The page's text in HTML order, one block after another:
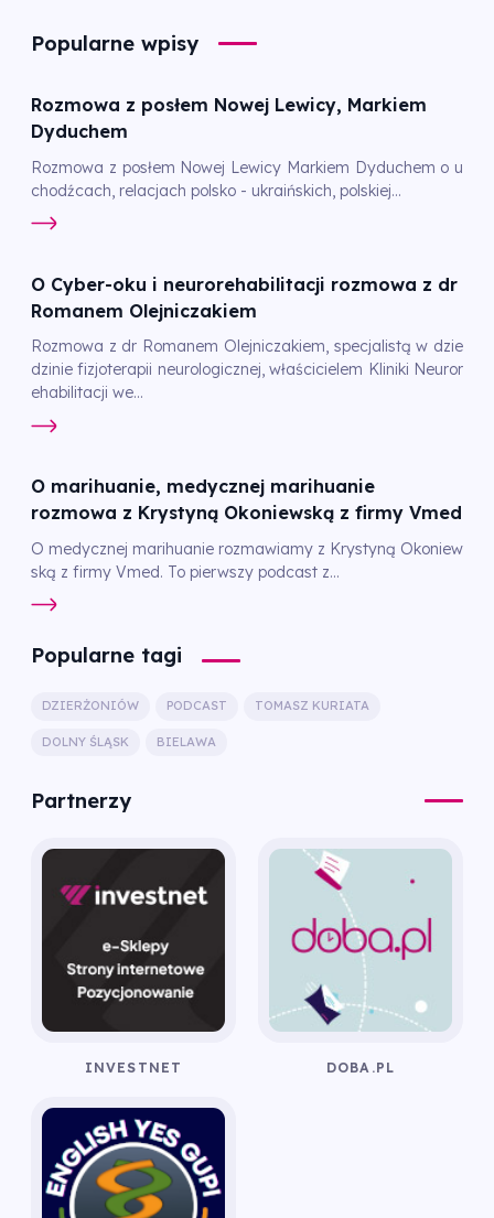
Popularne wpisy
Rozmowa z posłem Nowej Lewicy, Markiem
Dyduchem
Rozmowa z posłem Nowej Lewicy Markiem Dyduchem o u
chodźcach, relacjach polsko - ukraińskich, polskiej...
O Cyber-oku i neurorehabilitacji rozmowa z dr
Romanem Olejniczakiem
Rozmowa z dr Romanem Olejniczakiem, specjalistą w dzie
dzinie fizjoterapii neurologicznej, właścicielem Kliniki Neuror
ehabilitacji we...
O marihuanie, medycznej marihuanie
rozmowa z Krystyną Okoniewską z firmy Vmed
O medycznej marihuanie rozmawiamy z Krystyną Okoniew
ską z firmy Vmed. To pierwszy podcast z...
Popularne tagi
DZIERŻONIÓW PODCAST TOMASZ KURIATA
DOLNY ŚLĄSK BIELAWA
Partnerzy
INVESTNET DOBA.PL